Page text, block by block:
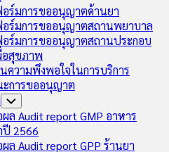
ร์มการขออนุญาตด้านยา
ร์มการขออนุญาตสถานพยาบาล
ร์มการขออนุญาตสถานประกอบ
อสุขภาพ
ความพึงพอใจในการบริการ
การขออนุญาต
Toggle
Child
Menu
ผล Audit report GMP อาหาร
ปี 2566
ล Audit report GPP ร้านยา